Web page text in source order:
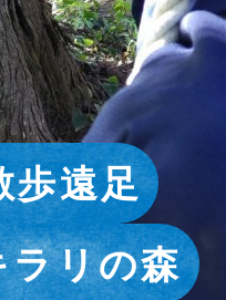
上げ式
ンパレード
ました。
歩遠足
ラリの森
験
ッキング
」体験
上げ式
ンパレード